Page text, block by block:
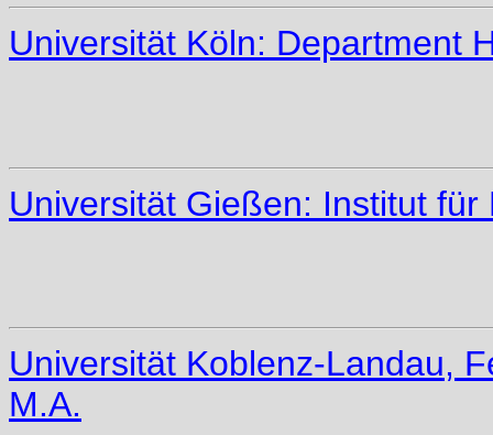
Universität Köln: Department
Universität Gießen: Institut
Universität Koblenz-Landau,
M.A.